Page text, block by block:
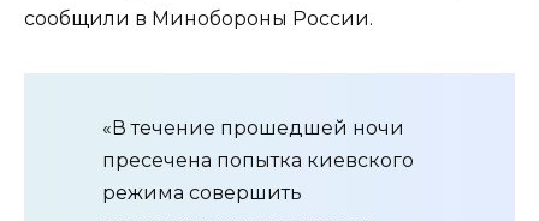
сообщили в Минобороны России.
«В течение прошедшей ночи
пресечена попытка киевского
режима совершить